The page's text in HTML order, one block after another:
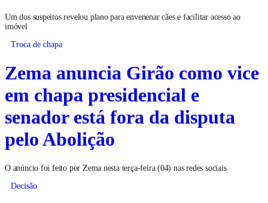
Um dos suspeitos revelou plano para envenenar cães e facilitar acesso ao
imóvel
Troca de chapa
Zema anuncia Girão como vice
em chapa presidencial e
senador está fora da disputa
pelo Abolição
O anúncio foi feito por Zema nesta terça-feira (04) nas redes sociais
Decisão